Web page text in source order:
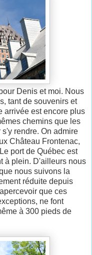
Denis et moi. Nous
tant de souvenirs et
arrivée est encore plus
chemins que les
rendre. On admire
Château Frontenac,
port de Québec est
à plein. D'ailleurs nous
nous suivons la
réduite depuis
que ces
ne font
à 300 pieds de